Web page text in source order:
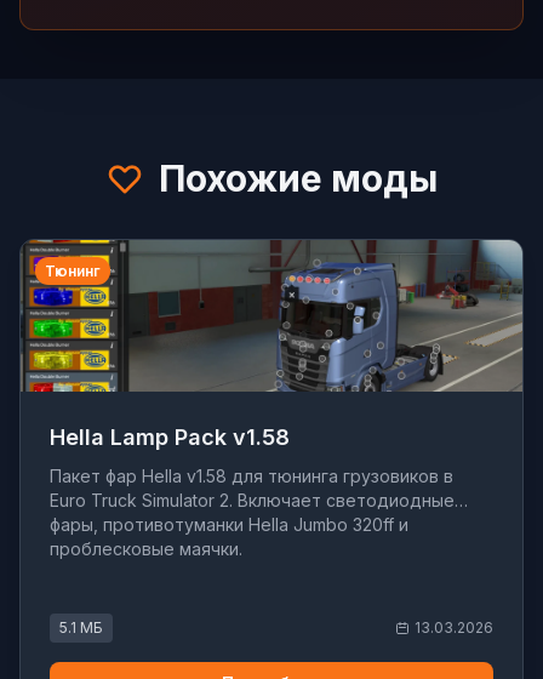
Похожие моды
Тюнинг
Hella Lamp Pack v1.58
Пакет фар Hella v1.58 для тюнинга грузовиков в
Euro Truck Simulator 2. Включает светодиодные
фары, противотуманки Hella Jumbo 320ff и
проблесковые маячки.
5.1 МБ 13.03.2026